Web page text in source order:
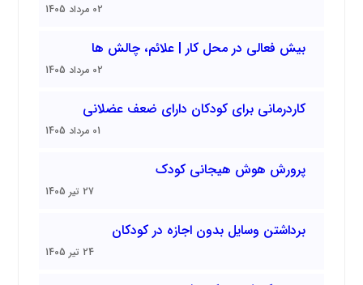
02 مرداد 1405
بیش فعالی در محل کار | علائم، چالش ها
02 مرداد 1405
کاردرمانی برای کودکان دارای ضعف عضلانی
01 مرداد 1405
پرورش هوش هیجانی کودک
27 تیر 1405
برداشتن وسایل بدون اجازه در کودکان
24 تیر 1405